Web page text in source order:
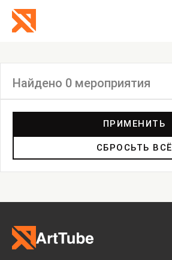
Найдено 0 мероприятия
Дискуссия
Пост-релиз
Пресс-конференция
ПРИМЕНИТЬ
СБРОСЬТЬ ВСЁ